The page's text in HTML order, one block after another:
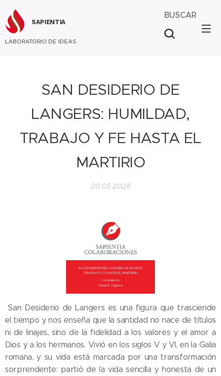
SAPIENTIA
LABORATORIO DE IDEAS
BUSCAR
SAN DESIDERIO DE
LANGERS: HUMILDAD,
TRABAJO Y FE HASTA EL
MARTIRIO
20.05.2026
San Desiderio de Langers es una figura que trasciende
el tiempo y nos enseña que la santidad no nace de títulos
ni de linajes, sino de la fidelidad a los valores y el amor a
Dios y a los hermanos. Vivió en los siglos V y VI, en la Galia
romana, y su vida está marcada por una transformación
sorprendente: partió de la vida sencilla y honesta de un